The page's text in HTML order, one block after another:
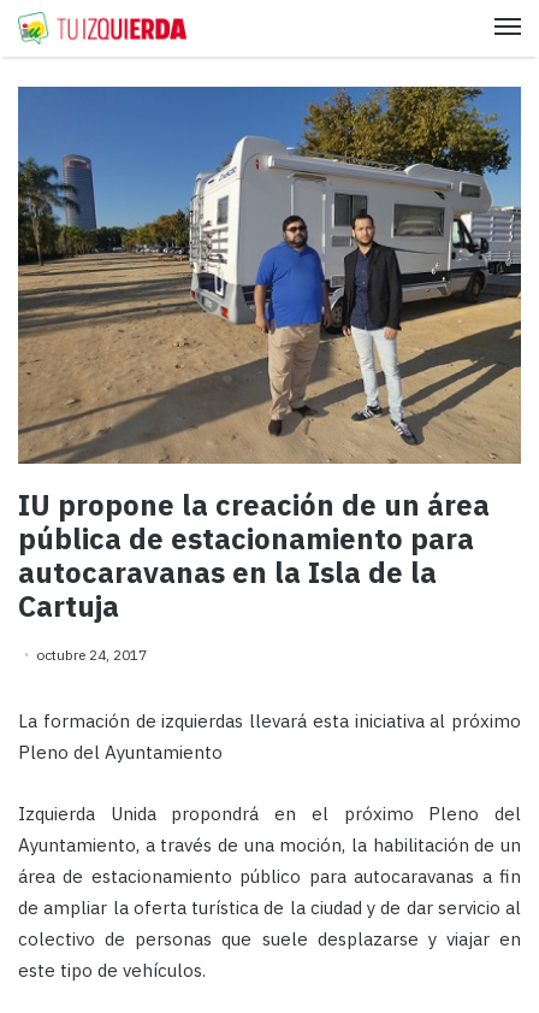
IU propone la creación de un área
pública de estacionamiento para
autocaravanas en la Isla de la
Cartuja
octubre 24, 2017
La formación de izquierdas llevará esta iniciativa al próximo
Pleno del Ayuntamiento
Izquierda Unida propondrá en el próximo Pleno del
Ayuntamiento, a través de una moción, la habilitación de un
área de estacionamiento público para autocaravanas a fin
de ampliar la oferta turística de la ciudad y de dar servicio al
colectivo de personas que suele desplazarse y viajar en
este tipo de vehículos.